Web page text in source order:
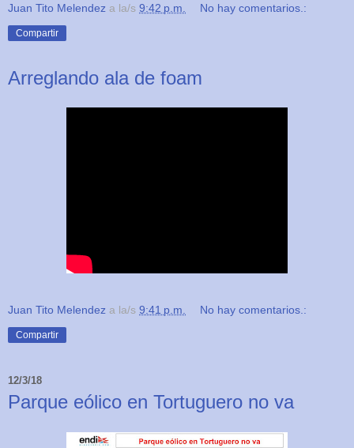
Juan Tito Melendez a la/s 9:42 p.m. No hay comentarios.:
Compartir
Arreglando ala de foam
Juan Tito Melendez a la/s 9:41 p.m. No hay comentarios.:
Compartir
12/3/18
Parque eólico en Tortuguero no va